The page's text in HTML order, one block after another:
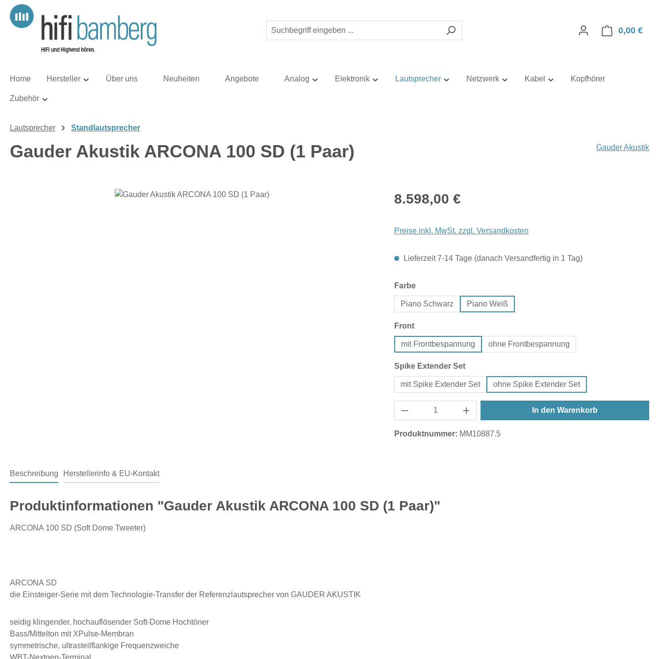
Hauptinhalt springen
Zur Suche springen
Zur Hauptnavigation springen
0,00 €
Home Hersteller Über uns Neuheiten Angebote Analog Elektronik Lautsprecher Netzwerk Kabel Kopfhörer
Zubehör
Lautsprecher Standlautsprecher
Gauder Akustik ARCONA 100 SD (1 Paar) Gauder Akustik
Regulärer Preis:
8.598,00 €
Preise inkl. MwSt. zzgl. Versandkosten
Lieferzeit 7-14 Tage (danach Versandfertig in 1 Tag)
Farbeauswählen
Piano Schwarz Piano Weiß
Frontauswählen
mit Frontbespannung ohne Frontbespannung
Spike Extender Setauswählen
mit Spike Extender Set ohne Spike Extender Set
In den Warenkorb
Produktnummer: MM10887.5
Beschreibung Herstellerinfo & EU-Kontakt
Produktinformationen "Gauder Akustik ARCONA 100 SD (1 Paar)"
ARCONA 100 SD (Soft Dome Tweeter)
ARCONA SD
die Einsteiger-Serie mit dem Technologie-Transfer der Referenzlautsprecher von GAUDER AKUSTIK
seidig klingender, hochauflösender Soft-Dome Hochtöner
Bass/Mittelton mit XPulse-Membran
symmetrische, ultrasteilflankige Frequenzweiche
WBT-Nextgen-Terminal